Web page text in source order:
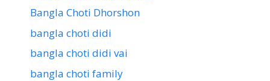
Bangla Choti Dhorshon
bangla choti didi
bangla choti didi vai
bangla choti family